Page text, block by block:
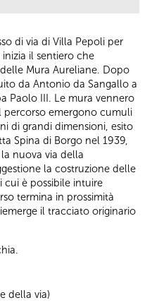
di via di Villa Pepoli per
il sentiero che
Mura Aureliane. Dopo
da Antonio da Sangallo a
Paolo III. Le mura vennero
emergono cumuli
di grandi dimensioni, esito
Spina di Borgo nel 1939,
nuova via della
la costruzione delle
è possibile intuire
termina in prossimità
il tracciato originario
della via)